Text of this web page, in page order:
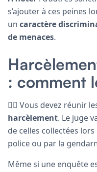
s’ajouter à ces peines
un caractère
de menaces.
: comment
🕵🏽 Vous devez réunir
harcèlement. Le juge
de celles collectées
police ou par la
Même si une enquête